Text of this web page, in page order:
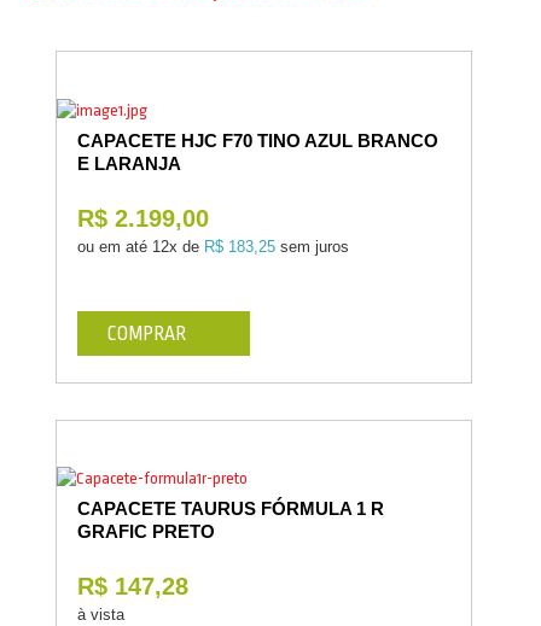
CAPACETE HJC F70 TINO AZUL BRANCO
E LARANJA
R$ 2.199,00
ou em até 12x de R$ 183,25 sem juros
COMPRAR
CAPACETE TAURUS FÓRMULA 1 R
GRAFIC PRETO
R$ 147,28
à vista